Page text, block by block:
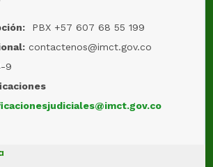
PBX +57 607 68 55 199
contactenos@imct.gov.co
9